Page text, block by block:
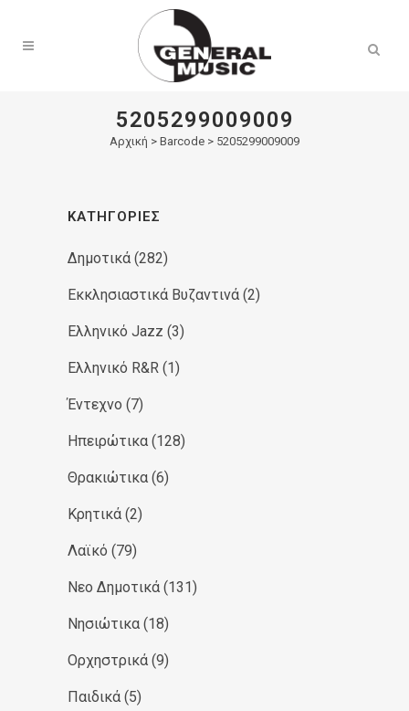
5205299009009
Αρχική > Barcode > 5205299009009
ΚΑΤΗΓΟΡΊΕΣ
Δημοτικά (282)
Εκκλησιαστικά Βυζαντινά (2)
Ελληνικό Jazz (3)
Ελληνικό R&R (1)
Έντεχνο (7)
Ηπειρώτικα (128)
Θρακιώτικα (6)
Κρητικά (2)
Λαϊκό (79)
Νεο Δημοτικά (131)
Νησιώτικα (18)
Ορχηστρικά (9)
Παιδικά (5)